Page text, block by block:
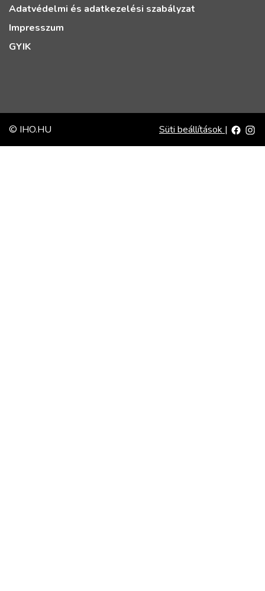
Adatvédelmi és adatkezelési szabályzat
Impresszum
GYIK
© IHO.HU Süti beállítások |